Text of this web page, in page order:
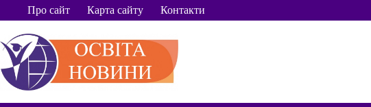
ПерейтиПро сайт Карта сайту Контакти